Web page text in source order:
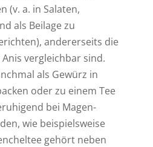
(v. a. in Salaten,
als Beilage zu
andererseits die
vergleichbar sind.
als Gewürz in
oder zu einem Tee
bei Magen-
wie beispielsweise
gehört neben